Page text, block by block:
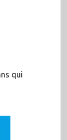
qui